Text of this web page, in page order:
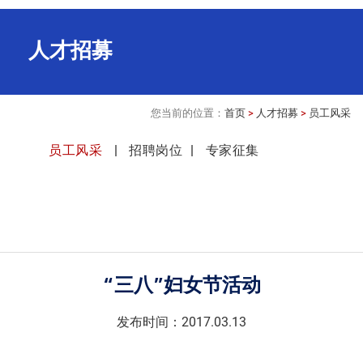
人才招募
您当前的位置： 首页 > 人才招募 > 员工风采
员工风采 招聘岗位 专家征集
“三八”妇女节活动
发布时间：2017.03.13